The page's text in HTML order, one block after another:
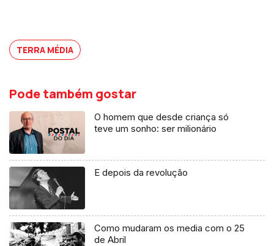
TERRA MÉDIA
Pode também gostar
O homem que desde criança só
teve um sonho: ser milionário
E depois da revolução
Como mudaram os media com o 25
de Abril